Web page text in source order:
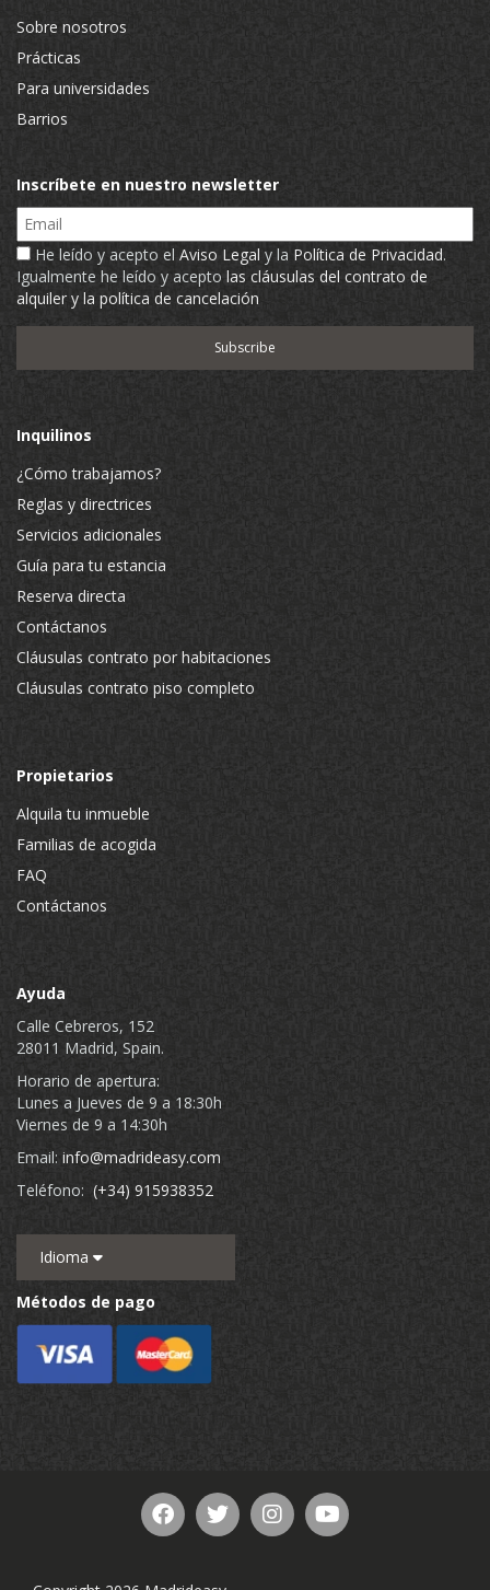
Sobre nosotros
Prácticas
Para universidades
Barrios
Inscríbete en nuestro newsletter
Email
He leído y acepto el Aviso Legal y la Política de Privacidad.
Igualmente he leído y acepto las cláusulas del contrato de
alquiler y la política de cancelación
Inquilinos
¿Cómo trabajamos?
Reglas y directrices
Servicios adicionales
Guía para tu estancia
Reserva directa
Contáctanos
Cláusulas contrato por habitaciones
Cláusulas contrato piso completo
Propietarios
Alquila tu inmueble
Familias de acogida
FAQ
Contáctanos
Ayuda
Calle Cebreros, 152
28011 Madrid, Spain.
Horario de apertura:
Lunes a Jueves de 9 a 18:30h
Viernes de 9 a 14:30h
Email: info@madrideasy.com
Teléfono: (+34) 915938352
Idioma
Métodos de pago